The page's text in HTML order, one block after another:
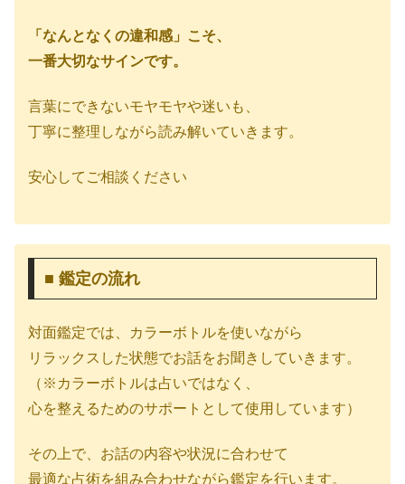
「なんとなくの違和感」こそ、
一番大切なサインです。
言葉にできないモヤモヤや迷いも、
丁寧に整理しながら読み解いていきます。
安心してご相談ください
■ 鑑定の流れ
対面鑑定では、カラーボトルを使いながら
リラックスした状態でお話をお聞きしていきます。
（※カラーボトルは占いではなく、
心を整えるためのサポートとして使用しています）
その上で、お話の内容や状況に合わせて
最適な占術を組み合わせながら鑑定を行います。